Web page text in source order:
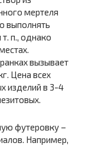
мертеля
выполнять
п., однако
вызывает
Цена всех
изделий в 3-4
футеровку –
Например,